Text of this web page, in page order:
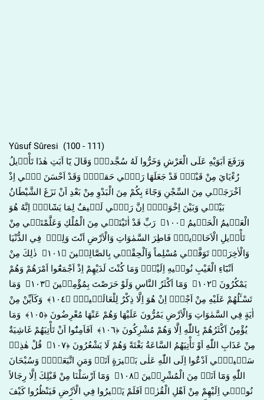
Yûsuf Sûresi (100 - 111)
وَرَفَعَ اَبَوَيْهِ عَلَى الْعَرْشِ وَخَرُّوا لَهُ سُجَّداًۚ وَقَالَ يَٓا اَبَتِ هٰذَا تَأْو۪يلُ
رُءْيَايَ مِنْ قَبْلُۘ قَدْ جَعَلَهَا رَبّ۪ي حَقاًّۜ وَقَدْ اَحْسَنَ ب۪ٓي اِذْ
اَخْرَجَن۪ي مِنَ السِّجْنِ وَجَٓاءَ بِكُمْ مِنَ الْبَدْوِ مِنْ بَعْدِ اَنْ نَزَغَ الشَّيْطَانُ
بَيْن۪ي وَبَيْنَ اِخْوَت۪يۜ اِنَّ رَبّ۪ي لَط۪يفٌ لِمَا يَشَٓاءُۜ اِنَّهُ هُوَ
الْعَل۪يمُ الْحَك۪يمُ ﴿١٠٠﴾ رَبِّ قَدْ اٰتَيْتَن۪ي مِنَ الْمُلْكِ وَعَلَّمْتَن۪ي مِنْ
تَأْو۪يلِ الْاَحَاد۪يثِۚ فَاطِرَ السَّمٰوَاتِ وَالْاَرْضِ اَنْتَ وَلِيّ۪ فِي الدُّنْيَا
وَالْاٰخِرَةِۚ تَوَفَّن۪ي مُسْلِماً وَاَلْحِقْن۪ي بِالصَّالِح۪ينَ ﴿١٠١﴾ ذٰلِكَ مِنْ
اَنْبَٓاءِ الْغَيْبِ نُوح۪يهِ اِلَيْكَۚ وَمَا كُنْتَ لَدَيْهِمْ اِذْ اَجْمَعُٓوا اَمْرَهُمْ وَهُمْ
يَمْكُرُونَ ﴿١٠٢﴾ وَمَٓا اَكْثَرُ النَّاسِ وَلَوْ حَرَصْتَ بِمُؤْمِن۪ينَ ﴿١٠٣﴾ وَمَا
تَسْـَٔلُهُمْ عَلَيْهِ مِنْ اَجْرٍۜ اِنْ هُوَ اِلَّا ذِكْرٌ لِلْعَالَم۪ينَ۟ ﴿١٠٤﴾ وَكَاَيِّنْ مِنْ
اٰيَةٍ فِي السَّمٰوَاتِ وَالْاَرْضِ يَمُرُّونَ عَلَيْهَا وَهُمْ عَنْهَا مُعْرِضُونَ ﴿١٠٥﴾ وَمَا
يُؤْمِنُ اَكْثَرُهُمْ بِاللّٰهِ اِلَّا وَهُمْ مُشْرِكُونَ ﴿١٠٦﴾ اَفَاَمِنُٓوا اَنْ تَأْتِيَهُمْ غَاشِيَةٌ
مِنْ عَذَابِ اللّٰهِ اَوْ تَأْتِيَهُمُ السَّاعَةُ بَغْتَةً وَهُمْ لَا يَشْعُرُونَ ﴿١٠٧﴾ قُلْ هٰذِه۪
سَب۪يل۪ٓي اَدْعُٓوا اِلَى اللّٰهِ عَلٰى بَص۪يرَةٍ اَنَا۬ وَمَنِ اتَّبَعَن۪يۜ وَسُبْحَانَ
اللّٰهِ وَمَٓا اَنَا۬ مِنَ الْمُشْرِك۪ينَ ﴿١٠٨﴾ وَمَٓا اَرْسَلْنَا مِنْ قَبْلِكَ اِلَّا رِجَالاً
نُوح۪ٓي اِلَيْهِمْ مِنْ اَهْلِ الْقُرٰىۜ اَفَلَمْ يَس۪يرُوا فِي الْاَرْضِ فَيَنْظُرُوا كَيْفَ